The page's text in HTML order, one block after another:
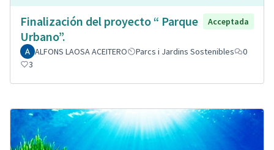
Finalización del proyecto “ Parque
Urbano”.
Acceptada
ALFONS LAOSA ACEITERO Parcs i Jardins Sostenibles
0
3